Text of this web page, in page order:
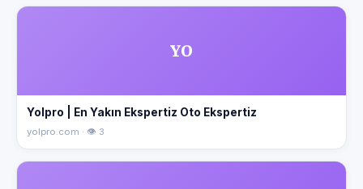
YO
Yolpro | En Yakın Ekspertiz Oto Ekspertiz
yolpro.com · 👁 3